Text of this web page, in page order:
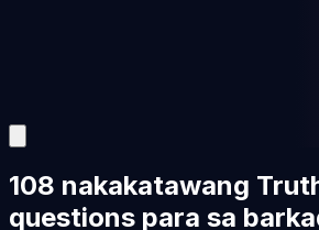
108 nakakatawang
questions para sa